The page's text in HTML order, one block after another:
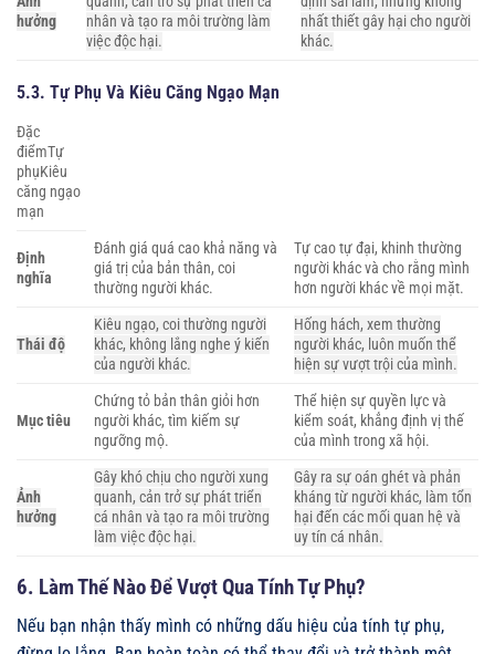
hưởng
nhân và tạo ra môi trường làm
việc độc hại.
nhất thiết gây hại cho người
khác.
5.3. Tự Phụ Và Kiêu Căng Ngạo Mạn
Đặc
điểmTự
phụKiêu
căng ngạo
mạn
Định
nghĩa
Đánh giá quá cao khả năng và
giá trị của bản thân, coi
thường người khác.
Tự cao tự đại, khinh thường
người khác và cho rằng mình
hơn người khác về mọi mặt.
Thái độ
Kiêu ngạo, coi thường người
khác, không lắng nghe ý kiến
của người khác.
Hống hách, xem thường
người khác, luôn muốn thể
hiện sự vượt trội của mình.
Mục tiêu
Chứng tỏ bản thân giỏi hơn
người khác, tìm kiếm sự
ngưỡng mộ.
Thể hiện sự quyền lực và
kiểm soát, khẳng định vị thế
của mình trong xã hội.
Ảnh
hưởng
Gây khó chịu cho người xung
quanh, cản trở sự phát triển
cá nhân và tạo ra môi trường
làm việc độc hại.
Gây ra sự oán ghét và phản
kháng từ người khác, làm tổn
hại đến các mối quan hệ và
uy tín cá nhân.
6. Làm Thế Nào Để Vượt Qua Tính Tự Phụ?
Nếu bạn nhận thấy mình có những dấu hiệu của tính tự phụ,